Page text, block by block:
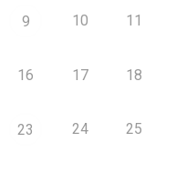
9 10 11
16 17 18
23 24 25